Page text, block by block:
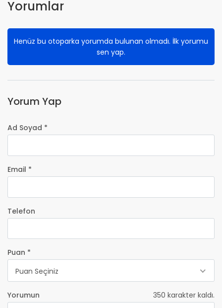
Yorumlar
Henüz bu otoparka yorumda bulunan olmadı. İlk yorumu
sen yap.
Yorum Yap
Ad Soyad *
Email *
Telefon
Puan *
Puan Seçiniz
Yorumun 350 karakter kaldı.